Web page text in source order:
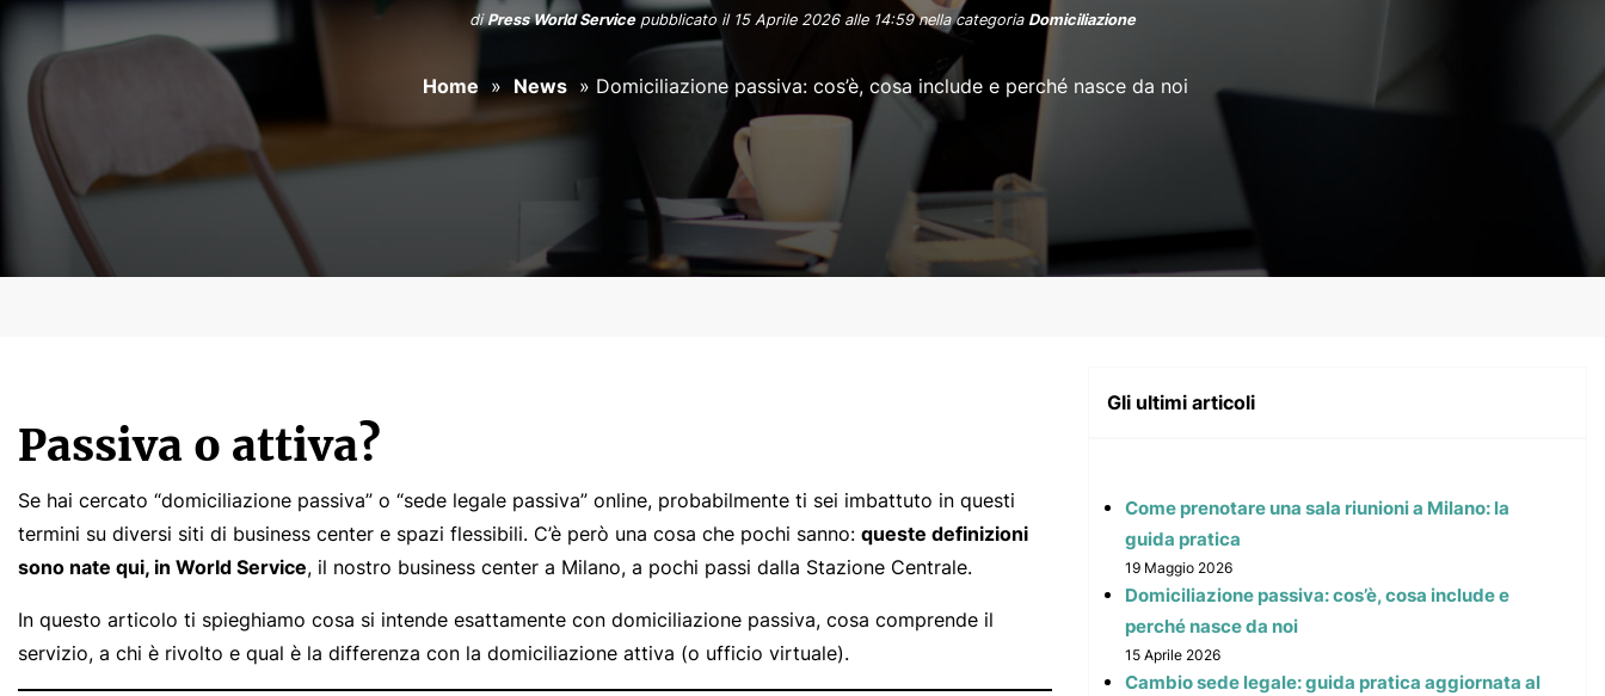
CONTATTI
diPress World Servicepubblicato il 15 Aprile 2026 alle 14:59nella categoria Domiciliazione
Home » News » Domiciliazione passiva: cos’è, cosa include e perché nasce da noi
Passiva o attiva?
Se hai cercato “domiciliazione passiva” o “sede legale passiva” online, probabilmente ti sei imbattuto in questi
termini su diversi siti di business center e spazi flessibili. C’è però una cosa che pochi sanno: queste definizioni
sono nate qui, in World Service, il nostro business center a Milano, a pochi passi dalla Stazione Centrale.
In questo articolo ti spieghiamo cosa si intende esattamente con domiciliazione passiva, cosa comprende il
servizio, a chi è rivolto e qual è la differenza con la domiciliazione attiva (o ufficio virtuale).
Gli ultimi articoli
Come prenotare una sala riunioni a Milano: la
guida pratica
19 Maggio 2026
Domiciliazione passiva: cos’è, cosa include e
perché nasce da noi
15 Aprile 2026
Cambio sede legale: guida pratica aggiornata al